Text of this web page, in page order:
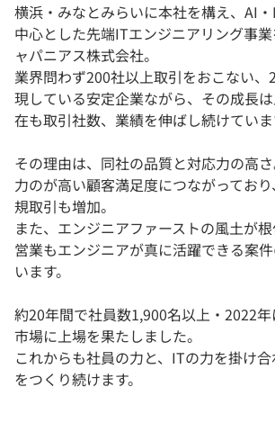
横浜・みなとみらいに本社を構え、AI
中心とした先端ITエンジニアリング事
ャパニアス株式会社。
業界問わず200社以上取引をおこない、
現している安定企業ながら、その成長
在も取引社数、業績を伸ばし続けていま
その理由は、同社の品質と対応力の高
力のが高い顧客満足度につながってお
規取引も増加。
また、エンジニアファーストの風土が根
営業もエンジニアが真に活躍できる案
います。
約20年間で社員数1,900名以上・2022
市場に上場を果たしました。
これからも社員の力と、ITの力を掛け
をつくり続けます。